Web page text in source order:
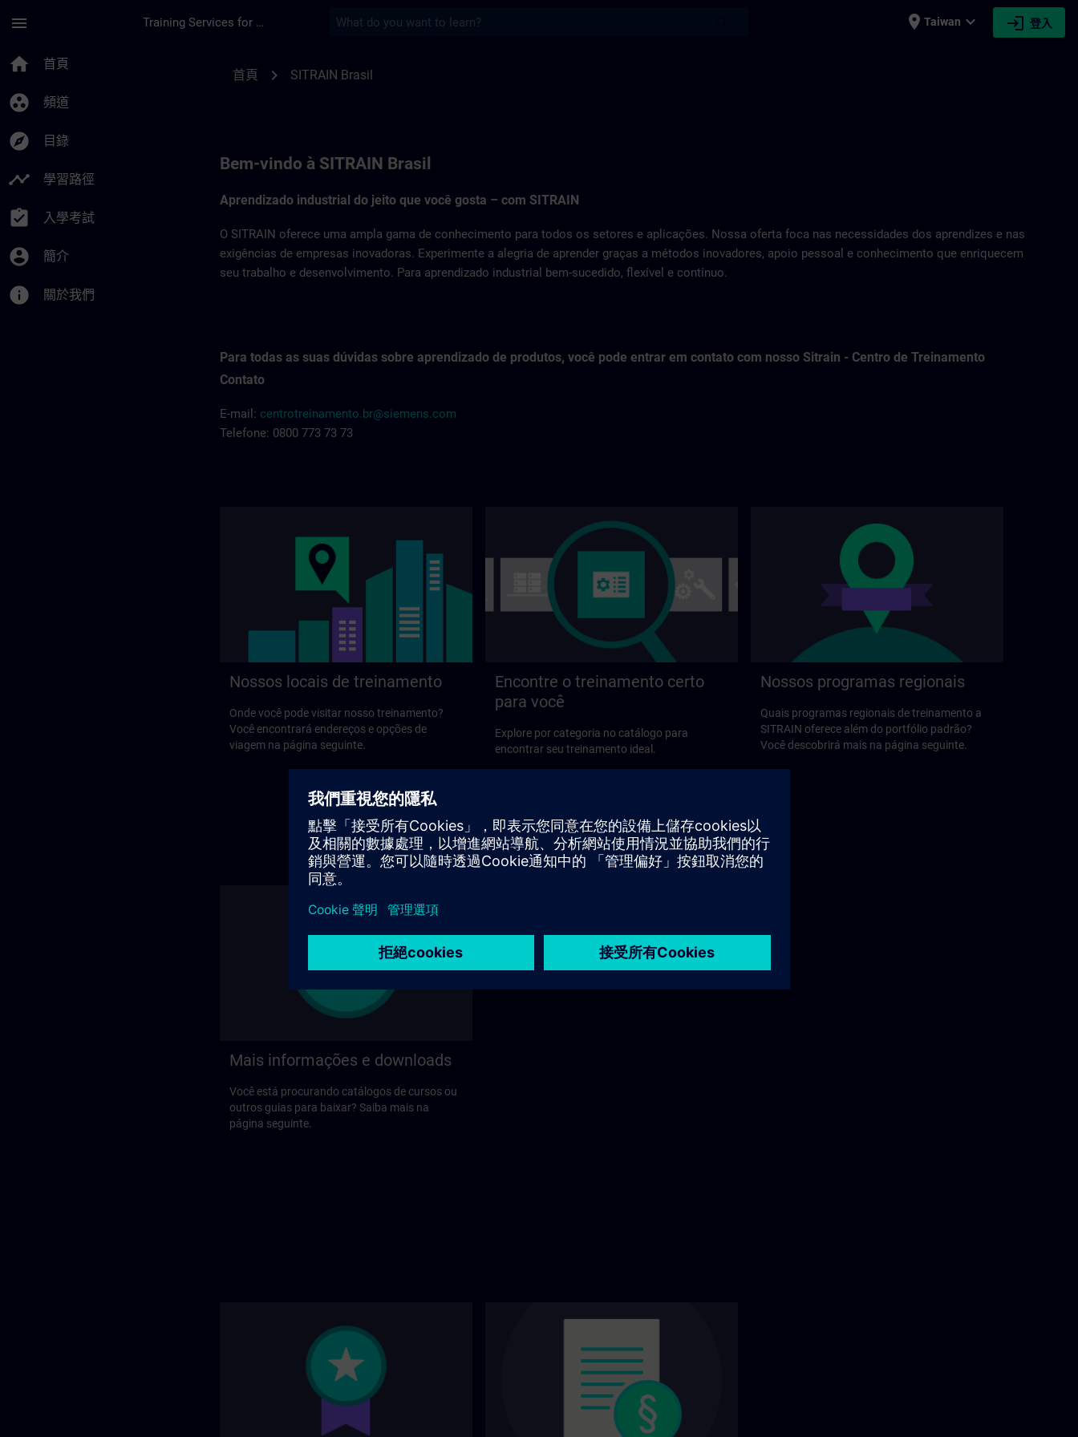
menu Training Services for Digital Industries place Taiwan expand_more login 登入
home 首頁
group_work 頻道
explore 目錄
timeline 學習路徑
assignment_turned_in 入學考試
account_circle 簡介
info 關於我們
首頁 chevron_right SITRAIN Brasil
Bem-vindo à SITRAIN Brasil
Aprendizado industrial do jeito que você gosta – com SITRAIN
O SITRAIN oferece uma ampla gama de conhecimento para todos os setores e aplicações. Nossa oferta foca nas necessidades dos aprendizes e nas
exigências de empresas inovadoras. Experimente a alegria de aprender graças a métodos inovadores, apoio pessoal e conhecimento que enriquecem
seu trabalho e desenvolvimento. Para aprendizado industrial bem-sucedido, flexível e contínuo.
Para todas as suas dúvidas sobre aprendizado de produtos, você pode entrar em contato com nosso Sitrain - Centro de Treinamento
Contato
E-mail: centrotreinamento.br@siemens.com
Telefone: 0800 773 73 73
Nossos locais de treinamento
Onde você pode visitar nosso treinamento?
Você encontrará endereços e opções de
viagem na página seguinte.
Encontre o treinamento certo
para você
Explore por categoria no catálogo para
encontrar seu treinamento ideal.
Nossos programas regionais
Quais programas regionais de treinamento a
SITRAIN oferece além do portfólio padrão?
Você descobrirá mais na página seguinte.
Mais informações e downloads
Você está procurando catálogos de cursos ou
outros guias para baixar? Saiba mais na
página seguinte.